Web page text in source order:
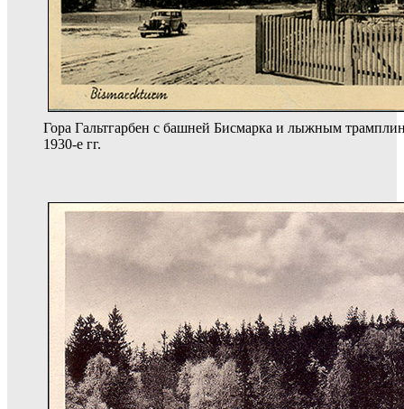
Гора Гальтгарбен с башней Бисмарка и лыжным
1930-е гг.